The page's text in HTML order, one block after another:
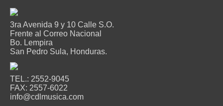
3ra Avenida 9 y 10 Calle S.O.
Frente al Correo Nacional
Bo. Lempira
San Pedro Sula, Honduras.
TEL.: 2552-9045
FAX: 2557-6022
info@cdlmusica.com